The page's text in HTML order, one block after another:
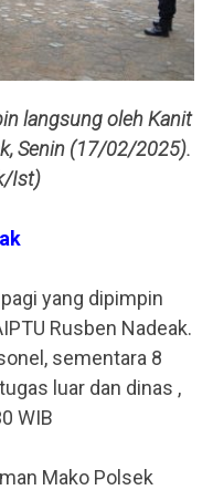
langsung oleh Kanit
Senin (17/02/2025).
Ist)
yang dipimpin
Rusben Nadeak.
sementara 8
luar dan dinas ,
WIB
Mako Polsek